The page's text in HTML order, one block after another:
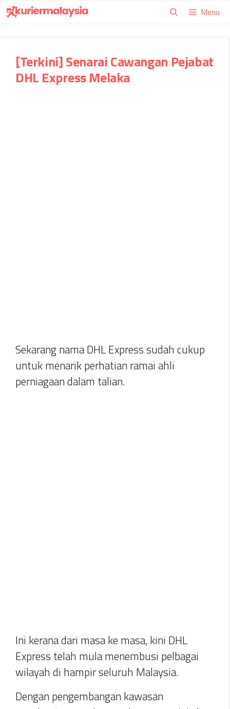
Skip
to
Menu
[Terkini] Senarai Cawangan Pejabat
DHL Express Melaka
Sekarang nama DHL Express sudah cukup
untuk menarik perhatian ramai ahli
perniagaan dalam talian.
Ini kerana dari masa ke masa, kini DHL
Express telah mula menembusi pelbagai
wilayah di hampir seluruh Malaysia.
Dengan pengembangan kawasan